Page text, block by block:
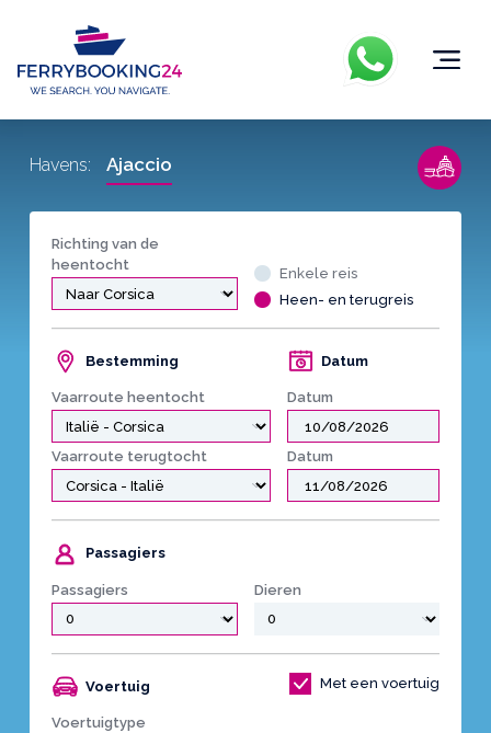
Richting van de
heentocht
Enkele reis
Heen- en terugreis
Bestemming
Vaarroute heentocht
Datum
Datum
Vaarroute terugtocht Datum
Passagiers
Passagiers Dieren
Voertuig Met een voertuig
Voertuigtype
Havens: Ajaccio